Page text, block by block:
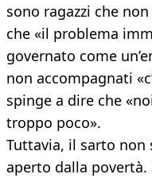
sono ragazzi che
che «il problema
governato come
non accompagnati
spinge a dire che
troppo poco».
Tuttavia, il sarto non
aperto dalla povertà.